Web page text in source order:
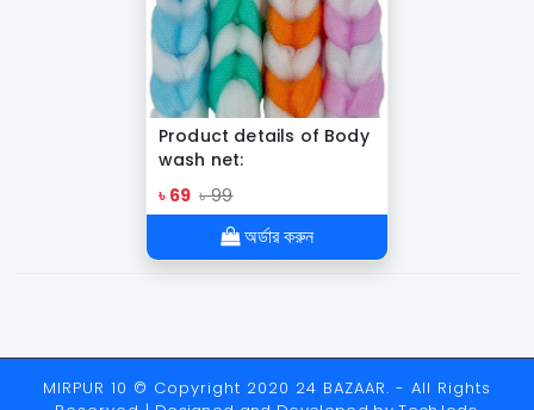
Product details of Body
wash net:
৳ 69 ৳ 99
অর্ডার করুন
MIRPUR 10 © Copyright 2020 24 BAZAAR. - All Rights